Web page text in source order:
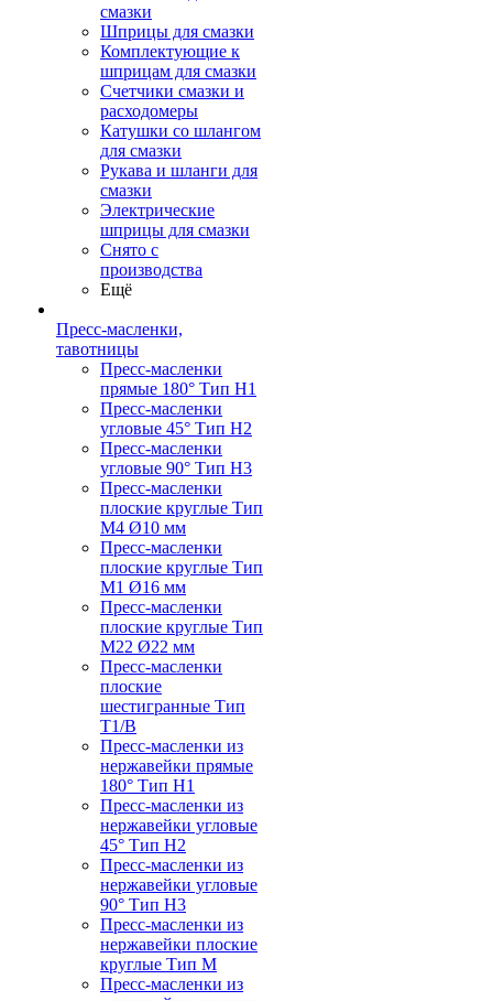
смазки
Шприцы для смазки
Комплектующие к
шприцам для смазки
Счетчики смазки и
расходомеры
Катушки со шлангом
для смазки
Рукава и шланги для
смазки
Электрические
шприцы для смазки
Снято с
производства
Ещё
Пресс-масленки,
тавотницы
Пресс-масленки
прямые 180° Тип H1
Пресс-масленки
угловые 45° Тип H2
Пресс-масленки
угловые 90° Тип H3
Пресс-масленки
плоские круглые Тип
M4 Ø10 мм
Пресс-масленки
плоские круглые Тип
M1 Ø16 мм
Пресс-масленки
плоские круглые Тип
M22 Ø22 мм
Пресс-масленки
плоские
шестигранные Тип
T1/B
Пресс-масленки из
нержавейки прямые
180° Тип H1
Пресс-масленки из
нержавейки угловые
45° Тип H2
Пресс-масленки из
нержавейки угловые
90° Тип H3
Пресс-масленки из
нержавейки плоские
круглые Тип M
Пресс-масленки из